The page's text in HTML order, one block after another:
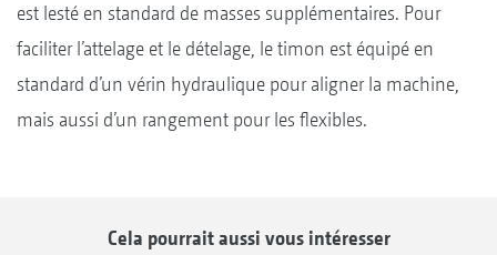
est lesté en standard de masses supplémentaires. Pour
faciliter l’attelage et le dételage, le timon est équipé en
standard d’un vérin hydraulique pour aligner la machine,
mais aussi d’un rangement pour les flexibles.
Cela pourrait aussi vous intéresser